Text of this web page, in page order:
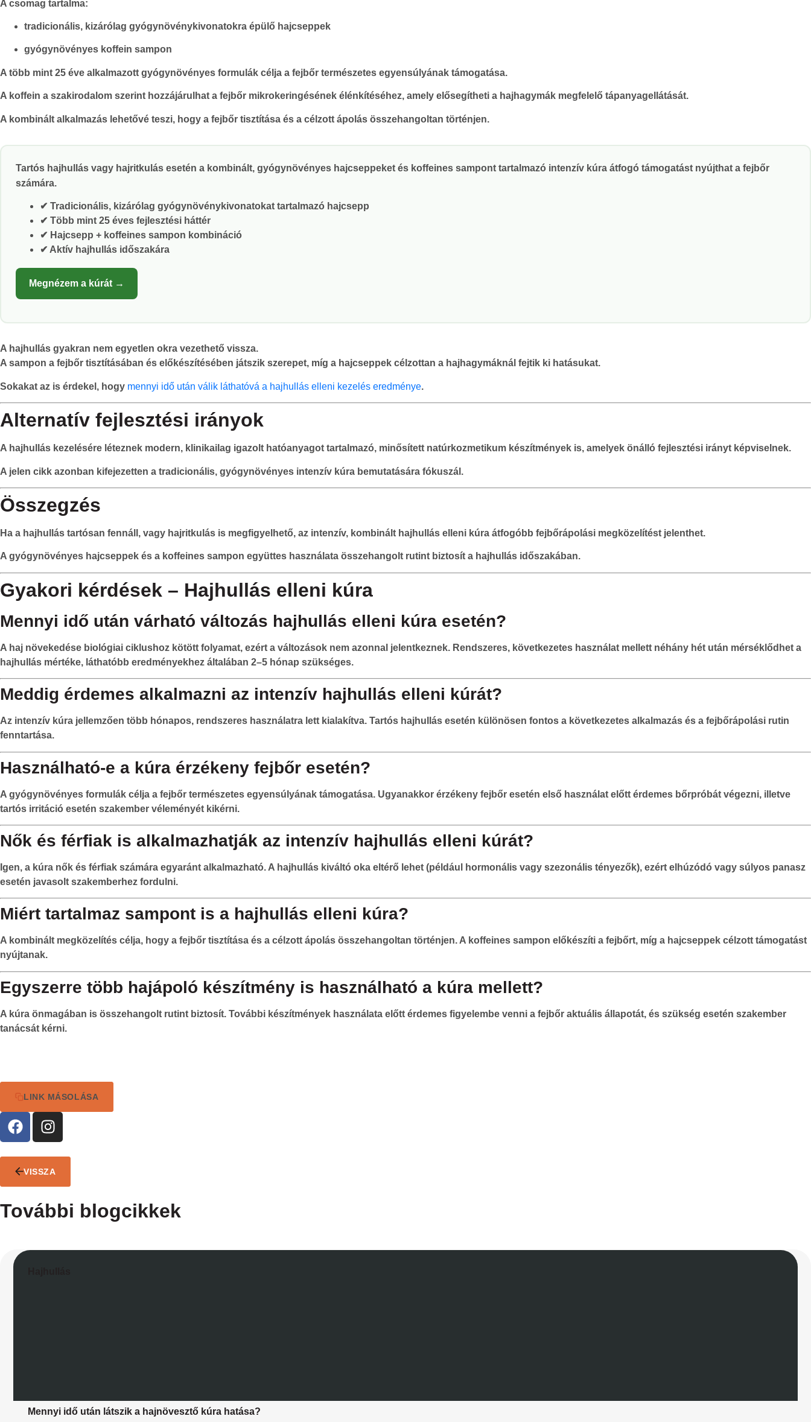
A csomag tartalma:
tradicionális, kizárólag gyógynövénykivonatokra épülő hajcseppek
gyógynövényes koffein sampon
A több mint 25 éve alkalmazott gyógynövényes formulák célja a fejbőr természetes egyensúlyának támogatása.
A koffein a szakirodalom szerint hozzájárulhat a fejbőr mikrokeringésének élénkítéséhez, amely elősegítheti a hajhagymák megfelelő tápanyagellátását.
A kombinált alkalmazás lehetővé teszi, hogy a fejbőr tisztítása és a célzott ápolás összehangoltan történjen.
Tartós hajhullás vagy hajritkulás esetén a kombinált, gyógynövényes hajcseppeket és koffeines sampont tartalmazó intenzív kúra átfogó támogatást nyújthat a fejbőr
számára.
✔ Tradicionális, kizárólag gyógynövénykivonatokat tartalmazó hajcsepp
✔ Több mint 25 éves fejlesztési háttér
✔ Hajcsepp + koffeines sampon kombináció
✔ Aktív hajhullás időszakára
Megnézem a kúrát →
A hajhullás gyakran nem egyetlen okra vezethető vissza.
A sampon a fejbőr tisztításában és előkészítésében játszik szerepet, míg a hajcseppek célzottan a hajhagymáknál fejtik ki hatásukat.
Sokakat az is érdekel, hogy mennyi idő után válik láthatóvá a hajhullás elleni kezelés eredménye.
Alternatív fejlesztési irányok
A hajhullás kezelésére léteznek modern, klinikailag igazolt hatóanyagot tartalmazó, minősített natúrkozmetikum készítmények is, amelyek önálló fejlesztési irányt képviselnek.
A jelen cikk azonban kifejezetten a tradicionális, gyógynövényes intenzív kúra bemutatására fókuszál.
Összegzés
Ha a hajhullás tartósan fennáll, vagy hajritkulás is megfigyelhető, az intenzív, kombinált hajhullás elleni kúra átfogóbb fejbőrápolási megközelítést jelenthet.
A gyógynövényes hajcseppek és a koffeines sampon együttes használata összehangolt rutint biztosít a hajhullás időszakában.
Gyakori kérdések – Hajhullás elleni kúra
Mennyi idő után várható változás hajhullás elleni kúra esetén?
A haj növekedése biológiai ciklushoz kötött folyamat, ezért a változások nem azonnal jelentkeznek. Rendszeres, következetes használat mellett néhány hét után mérséklődhet a
hajhullás mértéke, láthatóbb eredményekhez általában 2–5 hónap szükséges.
Meddig érdemes alkalmazni az intenzív hajhullás elleni kúrát?
Az intenzív kúra jellemzően több hónapos, rendszeres használatra lett kialakítva. Tartós hajhullás esetén különösen fontos a következetes alkalmazás és a fejbőrápolási rutin
fenntartása.
Használható-e a kúra érzékeny fejbőr esetén?
A gyógynövényes formulák célja a fejbőr természetes egyensúlyának támogatása. Ugyanakkor érzékeny fejbőr esetén első használat előtt érdemes bőrpróbát végezni, illetve
tartós irritáció esetén szakember véleményét kikérni.
Nők és férfiak is alkalmazhatják az intenzív hajhullás elleni kúrát?
Igen, a kúra nők és férfiak számára egyaránt alkalmazható. A hajhullás kiváltó oka eltérő lehet (például hormonális vagy szezonális tényezők), ezért elhúzódó vagy súlyos panasz
esetén javasolt szakemberhez fordulni.
Miért tartalmaz sampont is a hajhullás elleni kúra?
A kombinált megközelítés célja, hogy a fejbőr tisztítása és a célzott ápolás összehangoltan történjen. A koffeines sampon előkészíti a fejbőrt, míg a hajcseppek célzott támogatást
nyújtanak.
Egyszerre több hajápoló készítmény is használható a kúra mellett?
A kúra önmagában is összehangolt rutint biztosít. További készítmények használata előtt érdemes figyelembe venni a fejbőr aktuális állapotát, és szükség esetén szakember
tanácsát kérni.
LINK MÁSOLÁSA
VISSZA
További blogcikkek
Mennyi idő után látszik a hajnövesztő kúra hatása?